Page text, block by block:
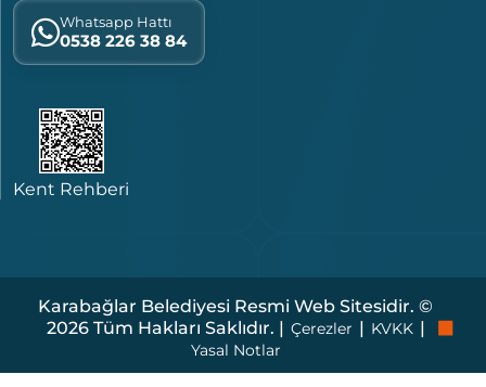
Whatsapp Hattı
0538 226 38 84
Kent Rehberi
Karabağlar Belediyesi Resmi Web Sitesidir. ©
2026 Tüm Hakları Saklıdır. | Çerezler | KVKK |
Yasal Notlar